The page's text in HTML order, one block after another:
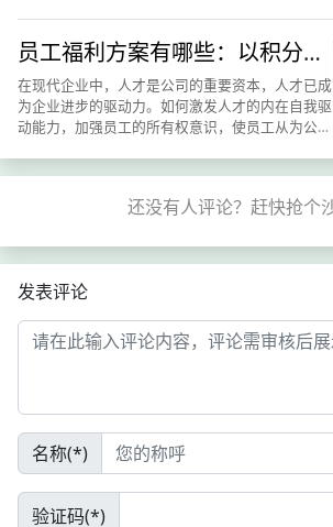
加强员工的福利管理，...
员工福利方案有哪些：以积分为
载体的鸿礼福卡一站式解决各种
问题
在现代企业中，人才是公司的重要资本，人才已成
为企业进步的驱动力。如何激发人才的内在自我驱
动能力，加强员工的所有权意识，使员工从为公司
发表评论
名称(*)
验证码(*)